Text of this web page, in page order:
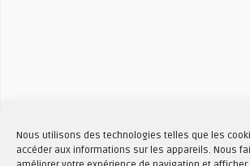
Nous utilisons des technologies telles que les
accéder aux informations sur les appareils. Nous